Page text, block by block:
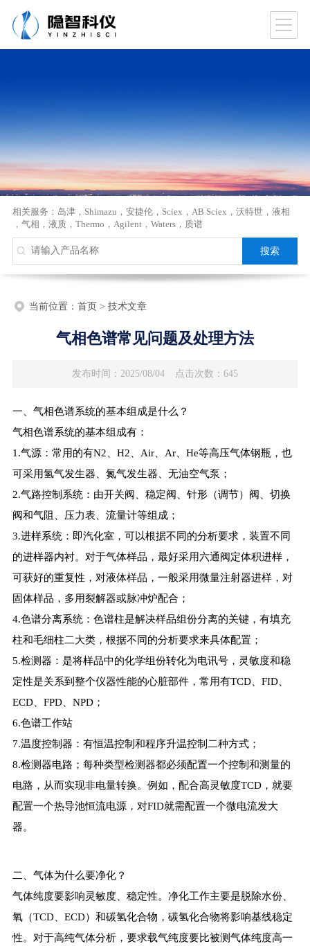
相关服务： 岛津， Shimazu ， 安捷伦， Sciex ， AB Sciex ， 沃特世， 液相
， 气相 ， 液质， Thermo ， Agilent ， Waters， 质谱
当前位置： 首页> 技术文章
气相色谱常见问题及处理方法
发布时间：2025/08/04 点击次数：645
一、气相色谱系统的基本组成是什么？
气相色谱系统的基本组成有：
1.气源：常用的有N2、H2、Air、Ar、He等高压气体钢瓶，也
可采用氢气发生器、氮气发生器、无油空气泵；
2.气路控制系统：由开关阀、稳定阀、针形（调节）阀、切换
阀和气阻、压力表、流量计等组成；
3.进样系统：即汽化室，可以根据不同的分析要求，装置不同
的进样器内衬。对于气体样品，最好采用六通阀定体积进样，
可获好的重复性，对液体样品，一般采用微量注射器进样，对
固体样品，多用裂解器或脉冲炉配合；
4.色谱分离系统：色谱柱是解决样品组份分离的关键，有填充
柱和毛细柱二大类，根据不同的分析要求来具体配置；
5.检测器：是将样品中的化学组份转化为电讯号，灵敏度和稳
定性是关系到整个仪器性能的心脏部件，常用有TCD、FID、
ECD、FPD、NPD；
6.色谱工作站
7.温度控制器：有恒温控制和程序升温控制二种方式；
8.检测器电路；每种类型检测器都必须配置一个控制和测量的
电路，从而实现非电量转换。例如，配合高灵敏度TCD，就要
配置一个热导池恒流电源，对FID就需配置一个微电流发大
器。
二、气体为什么要净化？
气体纯度要影响灵敏度、稳定性。净化工作主要是脱除水份、
氧（TCD、ECD）和碳氢化合物，碳氢化合物将影响基线稳定
性。对于高纯气体分析，要求载气纯度要比被测气体纯度高一